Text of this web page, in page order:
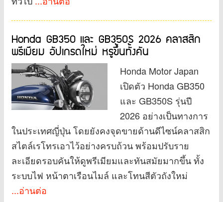
Honda GB350 และ GB350S 2026 คลาสสิก
พรีเมียม อัปเกรดใหม่ หรูขึ้นทั้งคัน
Honda Motor Japan
เปิดตัว Honda GB350
และ GB350S รุ่นปี
2026 อย่างเป็นทางการ
ในประเทศญี่ปุ่น โดยยังคงจุดขายด้านดีไซน์คลาสสิก
สไตล์เรโทรเอาไว้อย่างครบถ้วน พร้อมปรับราย
ละเอียดรอบคันให้ดูพรีเมียมและทันสมัยมากขึ้น ทั้ง
ระบบไฟ หน้าตาเรือนไมล์ และโทนสีตัวถังใหม่
...อ่านต่อ